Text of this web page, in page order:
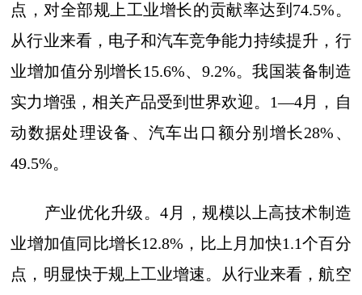
点，对全部规上工业增长的贡献率达到74.5%。
从行业来看，电子和汽车竞争能力持续提升，行
业增加值分别增长15.6%、9.2%。我国装备制造
实力增强，相关产品受到世界欢迎。1—4月，自
动数据处理设备、汽车出口额分别增长28%、
49.5%。
产业优化升级。4月，规模以上高技术制造
业增加值同比增长12.8%，比上月加快1.1个百分
点，明显快于规上工业增速。从行业来看，航空